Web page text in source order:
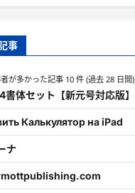
事
が多かった記事 10 件 (過去 28 日間)
体セット【新元号対応版】
Калькулятор на iPad
ナ